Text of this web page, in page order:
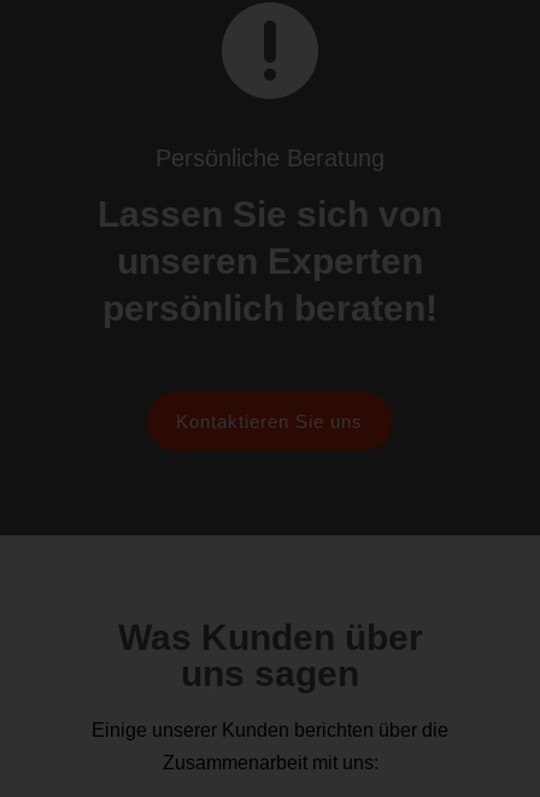

Persönliche Beratung
Lassen Sie sich von
unseren Experten
persönlich beraten!
Kontaktieren Sie uns
Was Kunden über
uns sagen
Einige unserer Kunden berichten über die
Zusammenarbeit mit uns: